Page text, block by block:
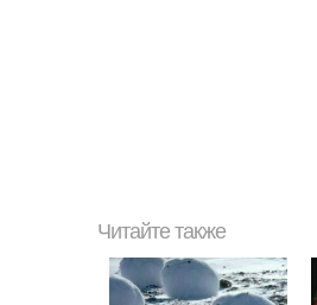
Читайте также